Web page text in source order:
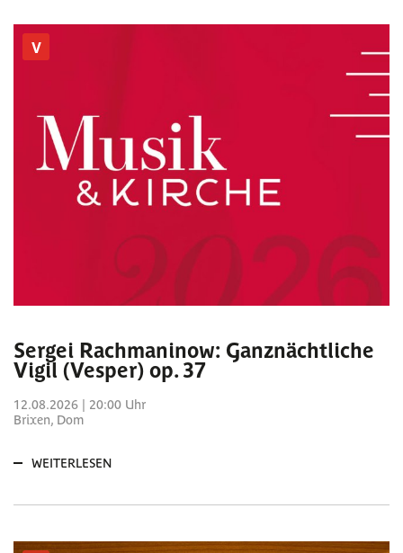
V
Sergei Rachmaninow: Ganznächtliche
Vigil (Vesper) op. 37
12.08.2026 | 20:00 Uhr
Brixen, Dom
WEITERLESEN